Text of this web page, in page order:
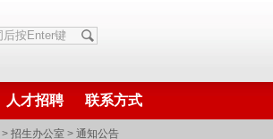
人才招聘 联系方式
> 招生办公室 > 通知公告